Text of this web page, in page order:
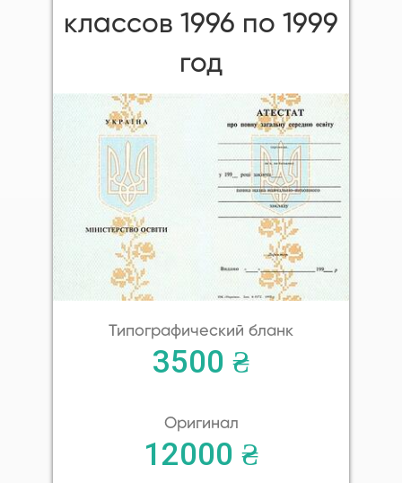
классов 1996 по 1999
год
Типографический бланк
3500 ₴
Оригинал
12000 ₴